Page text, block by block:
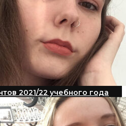
2021/22 учебного года